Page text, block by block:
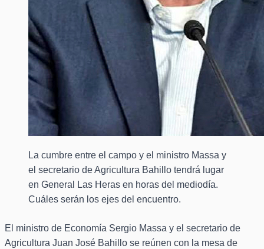
La cumbre entre el campo y el ministro Massa y
el secretario de Agricultura Bahillo tendrá lugar
en General Las Heras en horas del mediodía.
Cuáles serán los ejes del encuentro.
El ministro de Economía Sergio Massa y el secretario de
Agricultura Juan José Bahillo se reúnen con la mesa de